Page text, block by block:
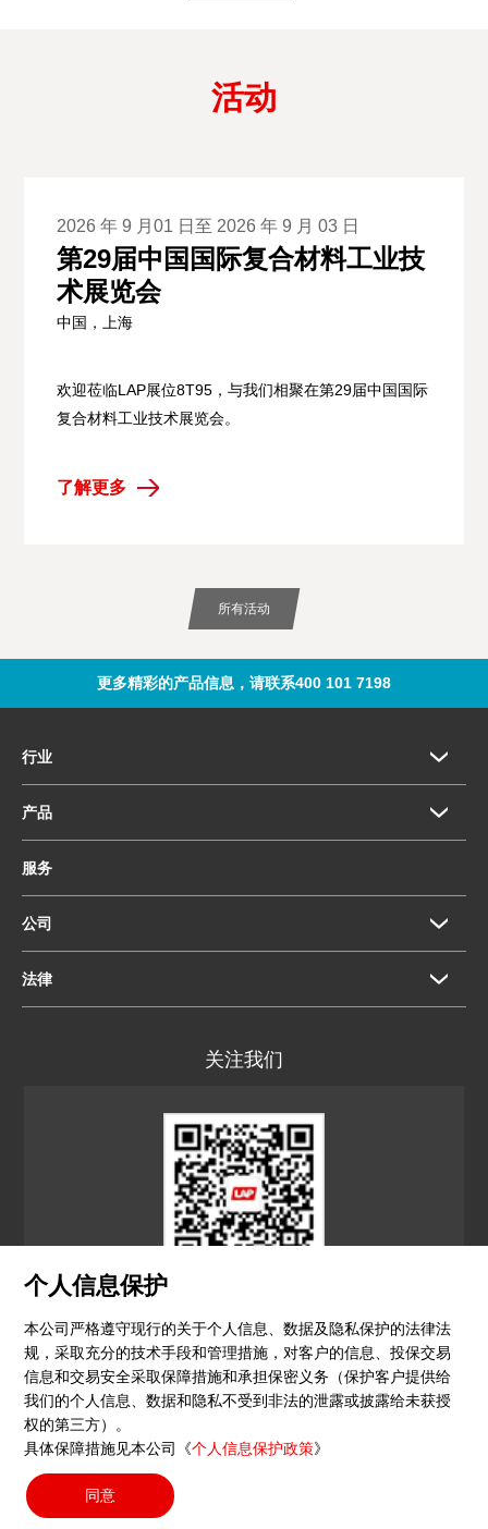
个人信息保护
本公司严格遵守现行的关于个人信息、数据及隐私保护的法律法
规，采取充分的技术手段和管理措施，对客户的信息、投保交易
信息和交易安全采取保障措施和承担保密义务（保护客户提供给
我们的个人信息、数据和隐私不受到非法的泄露或披露给未获授
权的第三方）。
具体保障措施见本公司《个人信息保护政策》
同意
活动
2026 年 9 月01 日至 2026 年 9 月 03 日
第29届中国国际复合材料工业技
术展览会
中国，上海
欢迎莅临LAP展位8T95，与我们相聚在第29届中国国际
复合材料工业技术展览会。
了解更多
所有活动
更多精彩的产品信息，请联系400 101 7198
行业
产品
服务
公司
法律
关注我们
© 2026 镭尔谱激光应用技术（上海）有限公司
隐私政策 印记沪ICP备15051604号-4 （沪）-非经营
性-2023-0290
Search